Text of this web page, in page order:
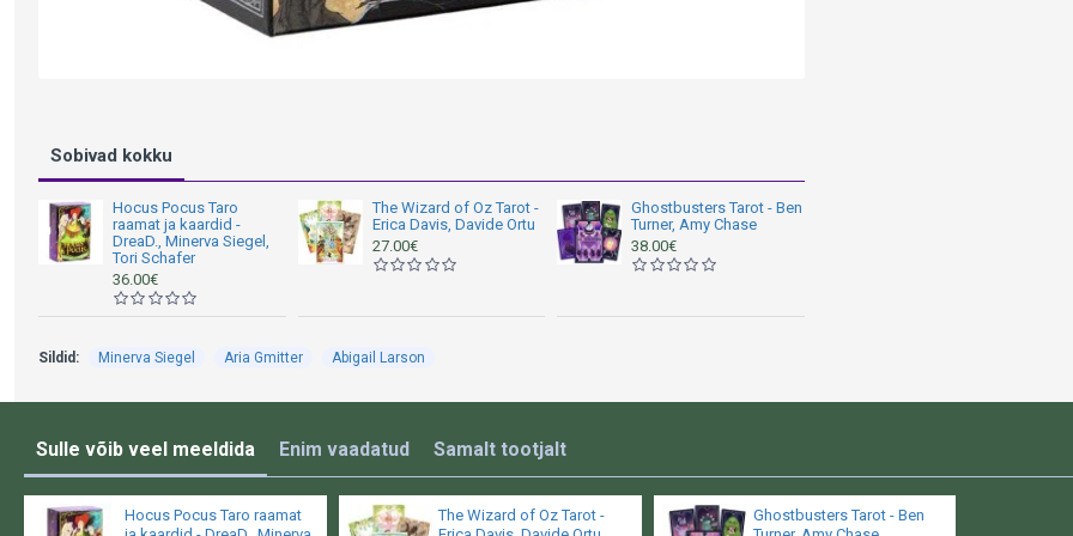
Sobivad kokku
Hocus Pocus Taro
raamat ja kaardid -
DreaD., Minerva Siegel,
Tori Schafer
36.00€
The Wizard of Oz Tarot -
Erica Davis, Davide Ortu
27.00€
Ghostbusters Tarot - Ben
Turner, Amy Chase
38.00€
Sildid: Minerva Siegel Aria Gmitter Abigail Larson
Sulle võib veel meeldida Enim vaadatud Samalt tootjalt
Hocus Pocus Taro raamat
The Wizard of Oz Tarot -
Ghostbusters Tarot - Ben